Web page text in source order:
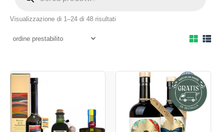
Visualizzazione di 1–24 di 48 risultati